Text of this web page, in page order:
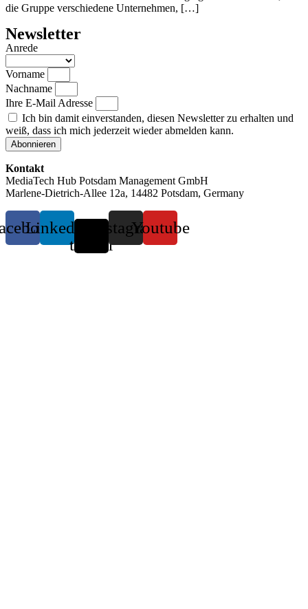
die Gruppe verschiedene Unternehmen, […]
Newsletter
Anrede
Vorname
Nachname
Ihre E-Mail Adresse
Ich bin damit einverstanden, diesen Newsletter zu erhalten und
weiß, dass ich mich jederzeit wieder abmelden kann.
Abonnieren
Kontakt
MediaTech Hub Potsdam Management GmbH
Marlene-Dietrich-Allee 12a, 14482 Potsdam, Germany
Linkedin
twitter
InstagramYoutube